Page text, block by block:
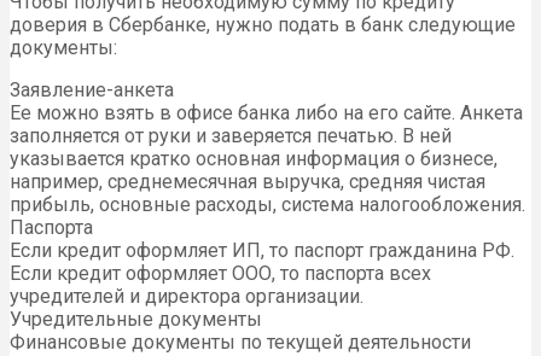
доверия в Сбербанке, нужно подать в банк следующие
документы:
Заявление-анкета
Ее можно взять в офисе банка либо на его сайте. Анкета
заполняется от руки и заверяется печатью. В ней
указывается кратко основная информация о бизнесе,
например, среднемесячная выручка, средняя чистая
прибыль, основные расходы, система налогообложения.
Паспорта
Если кредит оформляет ИП, то паспорт гражданина РФ.
Если кредит оформляет ООО, то паспорта всех
учредителей и директора организации.
Учредительные документы
Финансовые документы по текущей деятельности